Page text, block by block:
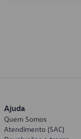
Ajuda
Quem Somos
Atendimento (SAC)